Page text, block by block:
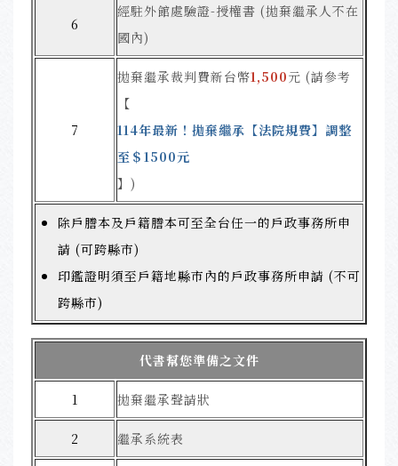
6
經駐外館處驗證-授權書 (拋棄繼承人不在
國內)
7
拋棄繼承裁判費新台幣1,500元 (請參考
【
114年最新！拋棄繼承【法院規費】調整
至＄1500元
】)
除戶謄本及戶籍謄本可至全台任一的戶政事務所申
請 (可跨縣市)
印鑑證明須至戶籍地縣市內的戶政事務所申請 (不可
跨縣市)
代書幫您準備之文件
1 拋棄繼承聲請狀
2 繼承系統表